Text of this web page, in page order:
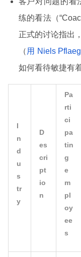
练的看法（
正式的讨论指出
（ 用 Niels
如何看待敏捷有
I
n
d
u
s
tr
y
D
es
cri
pt
io
n
Pa
rti
ci
pa
tin
g
e
m
pl
oy
ee
s